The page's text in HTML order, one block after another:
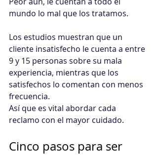
mundo lo mal que los tratamos.
Los estudios muestran que un
cliente insatisfecho le cuenta a entre
9 y 15 personas sobre su mala
experiencia, mientras que los
satisfechos lo comentan con menos
frecuencia.
Así que es vital abordar cada
reclamo con el mayor cuidado.
Cinco pasos para ser